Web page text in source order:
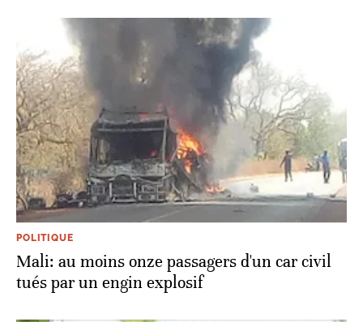
POLITIQUE
Mali: au moins onze passagers d'un car civil
tués par un engin explosif